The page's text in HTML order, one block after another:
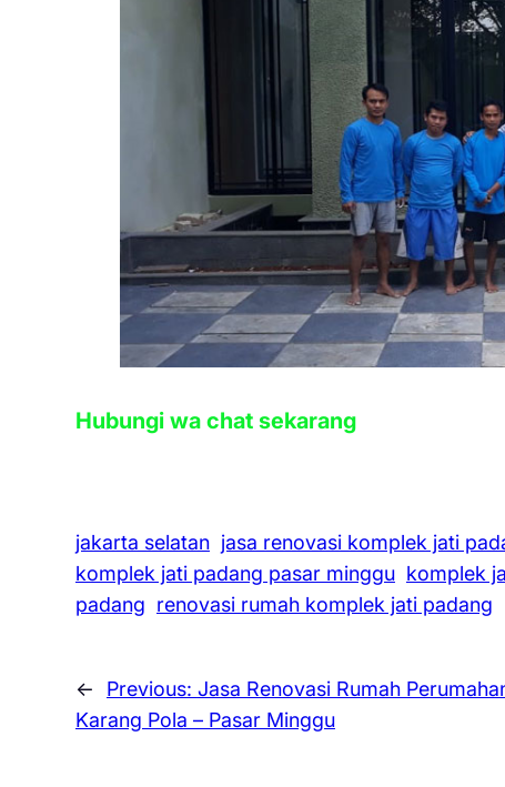
Hubungi wa chat sekarang
jakarta selatan jasa renovasi komplek jati
komplek jati padang pasar minggu komplek
padang renovasi rumah komplek jati padang
← Previous: Jasa Renovasi Rumah
Karang Pola – Pasar Minggu